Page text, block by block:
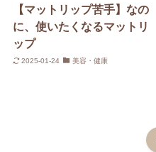
【マットリップ苦手】なの
に、使いたくなるマットリ
ップ
2025-01-24 美容・健康